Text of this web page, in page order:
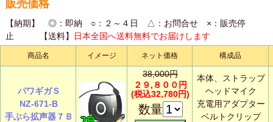
販売価格
【納期】 ◎：即納 ○：２～４日 △：お問合せ ×：販売停
止 【送料】
日本全国へ送料無料でお届けします
商品名 イメージ ネット価格 構成品
パワギガＳ
NZ-671-B
手ぶら拡声器７Ｂ
38,000円
２９,８００円
(税込32,780円)
数量
本体、ストラップ
ヘッドマイク
充電用アダプター
ベルトクリップ